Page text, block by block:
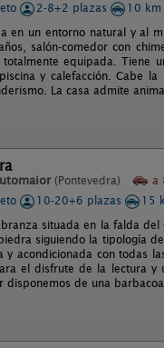
2-8+2 plazas
10 km
en un entorno natural y al
salón-comedor con
totalmente equipada. Tiene
y calefacción. Cabe
La casa admite
(Pontevedra) a
10-20+6 plazas
15
situada en la falda
siguiendo la tipología
y acondicionada con todas
el disfrute de la lectura y
disponemos de una